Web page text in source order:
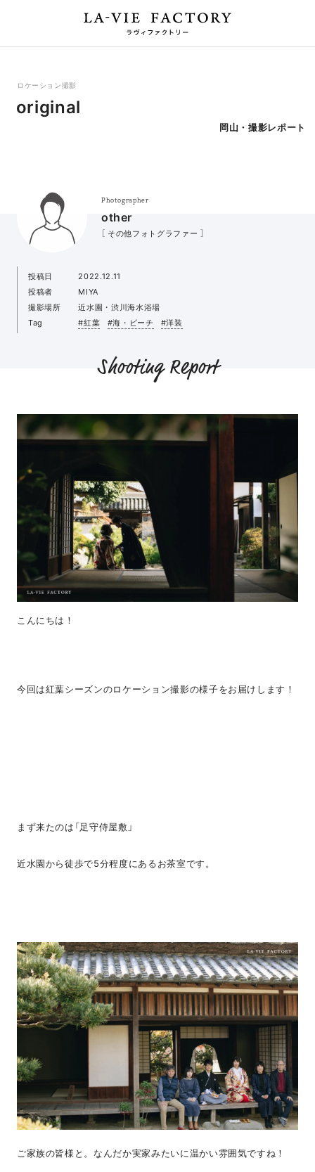
ロケーション撮影
original
岡山・撮影レポート
Photographer
other
［ その他フォトグラファー ］
投稿日
2022.12.11
投稿者
MIYA
撮影場所
近水園・渋川海水浴場
Tag
#紅葉 #海・ビーチ #洋装
Shooting Report
こんにちは！
今回は紅葉シーズンのロケーション撮影の様子をお届けします！
まず来たのは「足守侍屋敷」
近水園から徒歩で5分程度にあるお茶室です。
ご家族の皆様と。なんだか実家みたいに温かい雰囲気ですね！